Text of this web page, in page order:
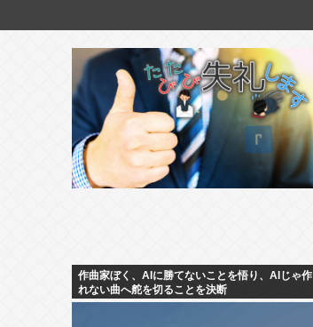
作曲家ぼく、AIに勝てないことを悟り、AIじゃ作
れない曲へ舵を切ることを決断